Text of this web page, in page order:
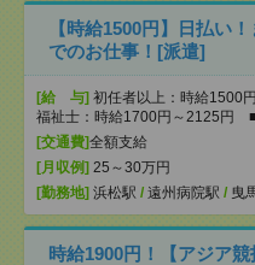
【時給1500円】日払い
でのお仕事！[派遣]
[給 与] 初任者以上：時給1500
福祉士：時給1700円～2125円
[交通費]全額支給
[月収例] 25～30万円
[勤務地] 浜松駅 / 遠州病院駅 / 曳
時給1900円！【アジア